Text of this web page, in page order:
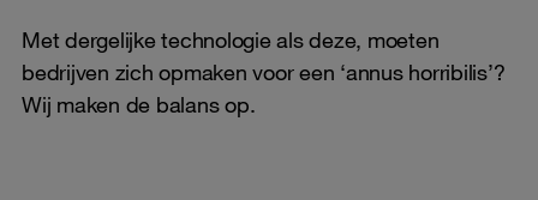
Met dergelijke technologie als deze, moeten
bedrijven zich opmaken voor een ‘annus horribilis’?
Wij maken de balans op.